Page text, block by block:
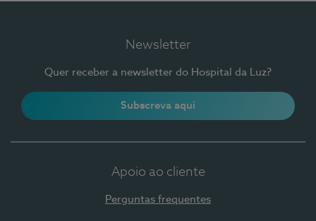
Newsletter
Quer receber a newsletter do Hospital da Luz?
Subscreva aqui
Apoio ao cliente
Perguntas frequentes